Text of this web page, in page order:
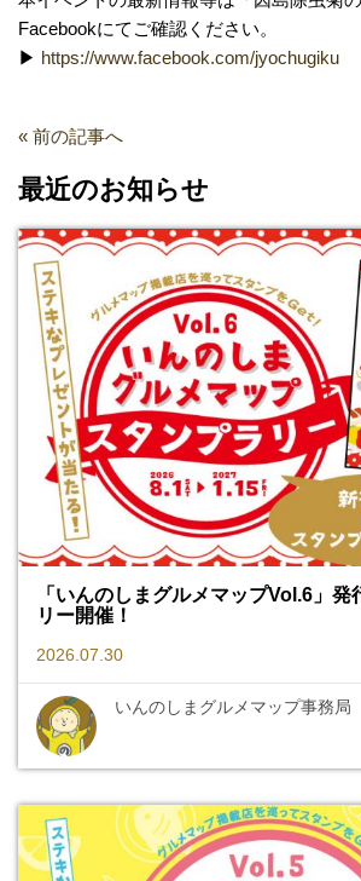
Facebookにてご確認ください。
▶ https://www.facebook.com/jyochugiku
« 前の記事へ
最近のお知らせ
「いんのしまグルメマップVol.6」発
リー開催！
2026.07.30
いんのしまグルメマップ事務局